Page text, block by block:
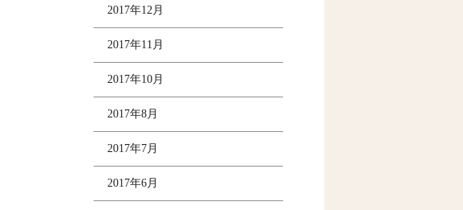
2017年12月
2017年11月
2017年10月
2017年8月
2017年7月
2017年6月